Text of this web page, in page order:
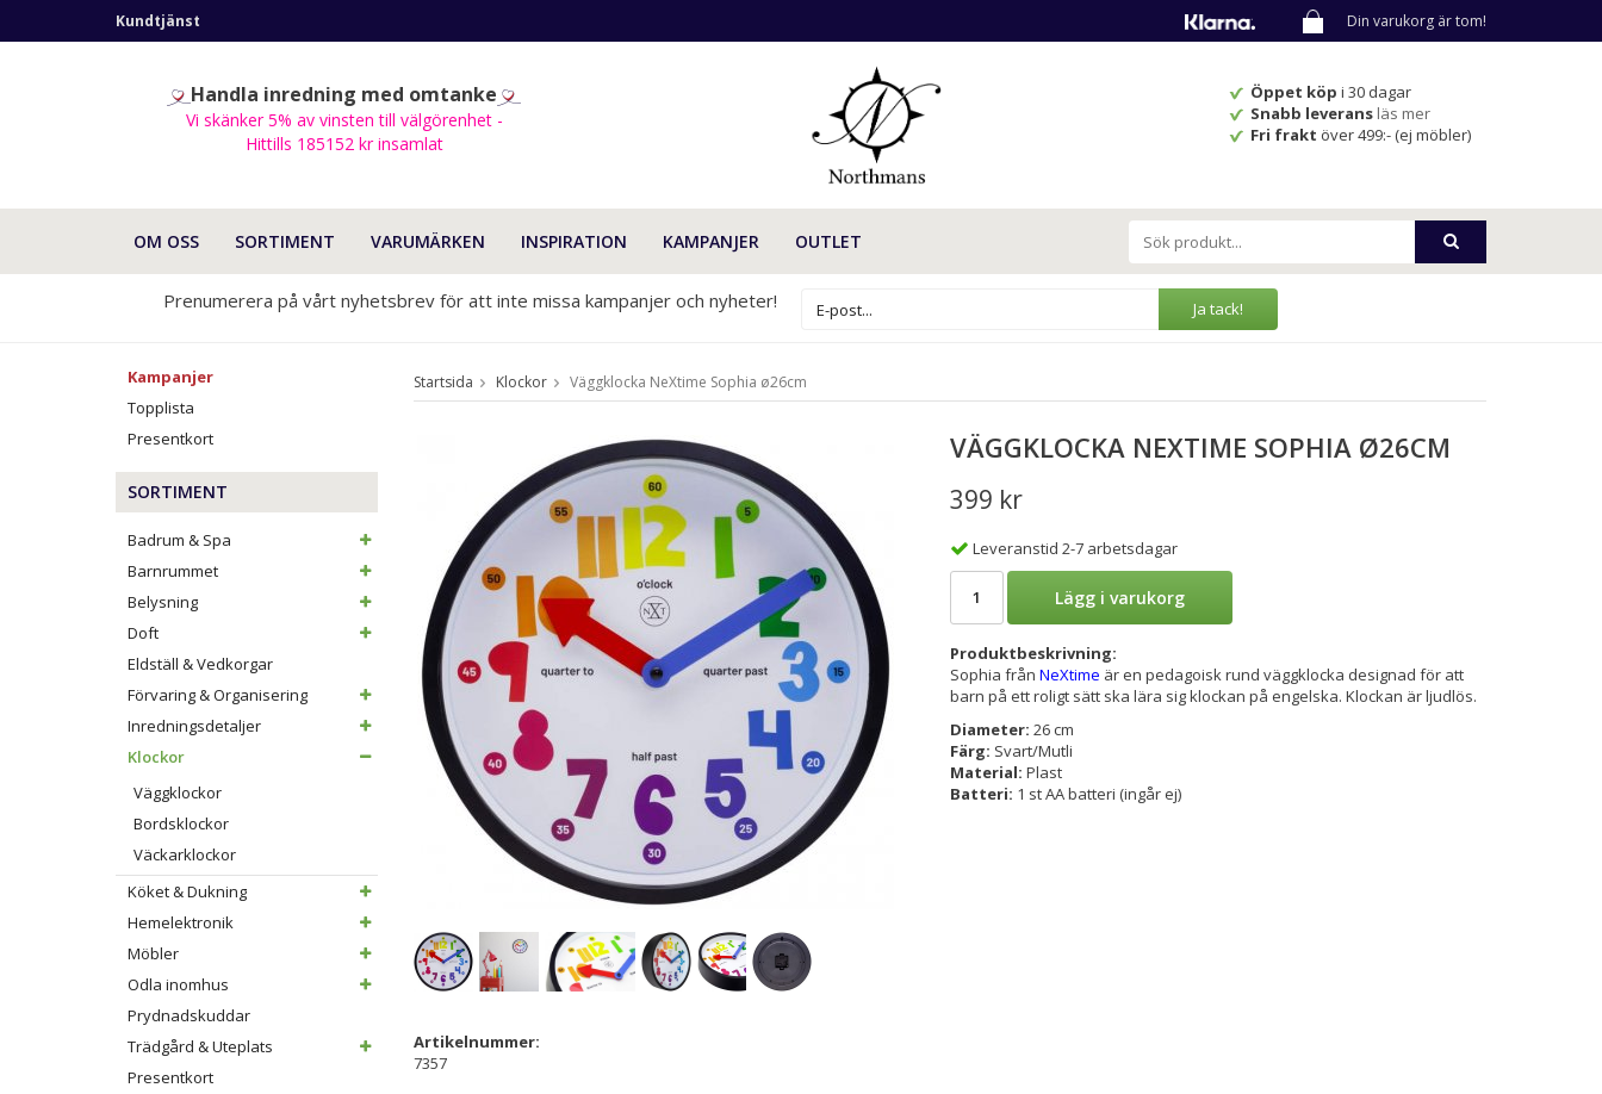
Kundtjänst Din varukorg är tom!
Öppet köpi 30 dagar
Snabb leverans läs mer
Fri frakt över 499:- (ej möbler)
Handla inredning med omtanke
Vi skänker 5% av vinsten till välgörenhet -
Hittills 185152 kr insamlat
OM OSS SORTIMENT VARUMÄRKEN INSPIRATION KAMPANJER OUTLET
Prenumerera på vårt nyhetsbrev för att inte missa kampanjer och nyheter! Ja tack!
Kampanjer
Topplista
Presentkort
SORTIMENT
Badrum & Spa
Barnrummet
Belysning
Doft
Eldställ & Vedkorgar
Förvaring & Organisering
Inredningsdetaljer
Klockor
Väggklockor
Bordsklockor
Väckarklockor
Köket & Dukning
Hemelektronik
Möbler
Odla inomhus
Prydnadskuddar
Trädgård & Uteplats
Presentkort
Startsida Klockor Väggklocka NeXtime Sophia ø26cm
VÄGGKLOCKA NEXTIME SOPHIA Ø26CM
399 kr
Leveranstid 2-7 arbetsdagar
Lägg i varukorg
Produktbeskrivning:
Sophia från NeXtime är en pedagoisk rund väggklocka designad för att
barn på ett roligt sätt ska lära sig klockan på engelska. Klockan är ljudlös.
Diameter: 26 cm
Färg: Svart/Mutli
Material: Plast
Batteri: 1 st AA batteri (ingår ej)
Artikelnummer:
7357